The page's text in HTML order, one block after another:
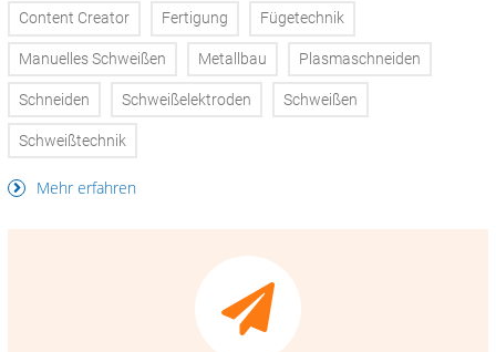
Content Creator Fertigung Fügetechnik
Manuelles Schweißen Metallbau Plasmaschneiden
Schneiden Schweißelektroden Schweißen
Schweißtechnik
Mehr erfahren